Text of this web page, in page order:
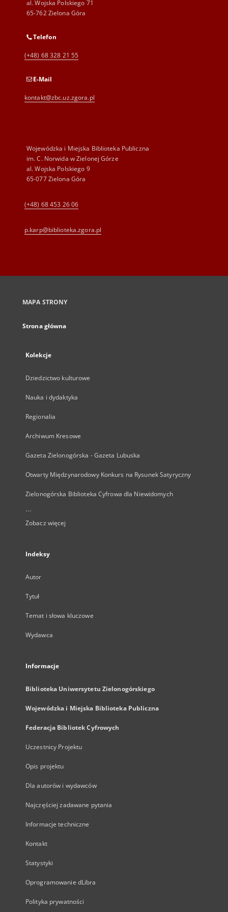
al. Wojska Polskiego 71
65-762 Zielona Góra
Telefon
(+48) 68 328 21 55
E-Mail
kontakt@zbc.uz.zgora.pl
Wojewódzka i Miejska Biblioteka Publiczna
im. C. Norwida w Zielonej Górze
al. Wojska Polskiego 9
65-077 Zielona Góra
(+48) 68 453 26 06
p.karp@biblioteka.zgora.pl
MAPA STRONY
Strona główna
Kolekcje
Dziedzictwo kulturowe
Nauka i dydaktyka
Regionalia
Archiwum Kresowe
Gazeta Zielonogórska - Gazeta Lubuska
Otwarty Międzynarodowy Konkurs na Rysunek Satyryczny
Zielonogórska Biblioteka Cyfrowa dla Niewidomych
...
Zobacz więcej
Indeksy
Autor
Tytuł
Temat i słowa kluczowe
Wydawca
Informacje
Biblioteka Uniwersytetu Zielonogórskiego
Wojewódzka i Miejska Biblioteka Publiczna
Federacja Bibliotek Cyfrowych
Uczestnicy Projektu
Opis projektu
Dla autorów i wydawców
Najczęściej zadawane pytania
Informacje techniczne
Kontakt
Statystyki
Oprogramowanie dLibra
Polityka prywatności